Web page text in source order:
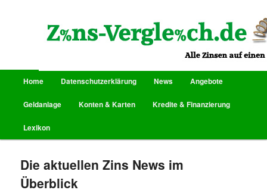
Hauptmenü
Zum Inhalt wechseln
Zum sekundären Inhalt wechseln
Home Datenschutzerklärung News Angebote
Geldanlage Konten & Karten Kredite & Finanzierung
Lexikon
Die aktuellen Zins News im
Überblick